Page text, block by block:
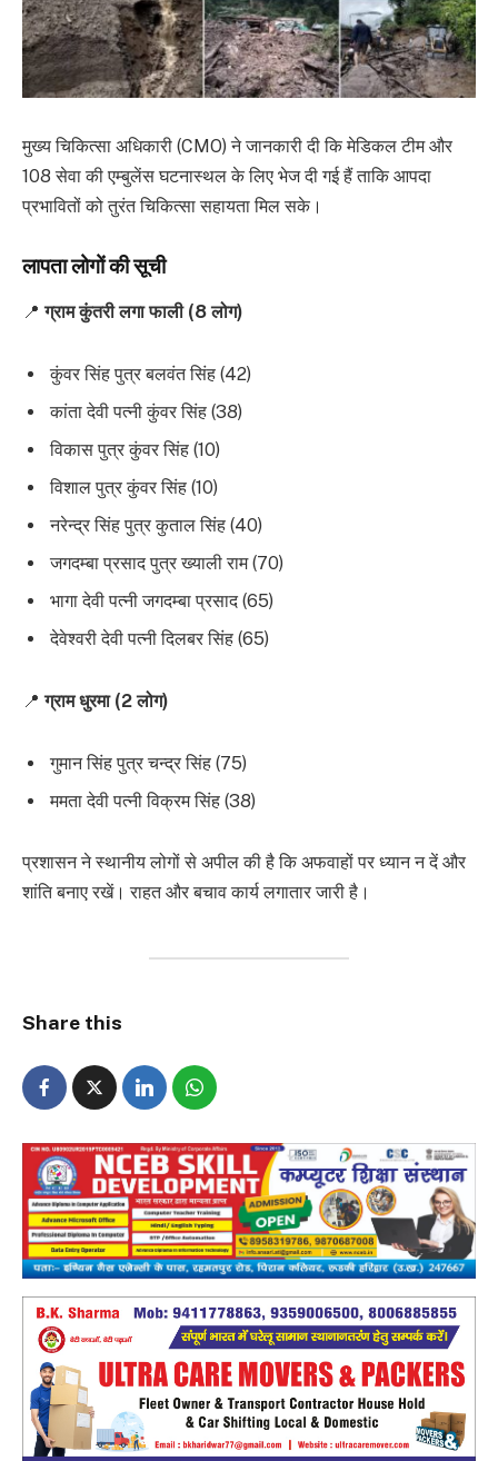
मुख्य चिकित्सा अधिकारी (CMO) ने जानकारी दी कि मेडिकल टीम और
108 सेवा की एम्बुलेंस घटनास्थल के लिए भेज दी गई हैं ताकि आपदा
प्रभावितों को तुरंत चिकित्सा सहायता मिल सके।
लापता लोगों की सूची
📍ग्राम कुंतरी लगा फाली (8 लोग)
कुंवर सिंह पुत्र बलवंत सिंह (42)
कांता देवी पत्नी कुंवर सिंह (38)
विकास पुत्र कुंवर सिंह (10)
विशाल पुत्र कुंवर सिंह (10)
नरेन्द्र सिंह पुत्र कुताल सिंह (40)
जगदम्बा प्रसाद पुत्र ख्याली राम (70)
भागा देवी पत्नी जगदम्बा प्रसाद (65)
देवेश्वरी देवी पत्नी दिलबर सिंह (65)
📍ग्राम धुरमा (2 लोग)
गुमान सिंह पुत्र चन्द्र सिंह (75)
ममता देवी पत्नी विक्रम सिंह (38)
प्रशासन ने स्थानीय लोगों से अपील की है कि अफवाहों पर ध्यान न दें और
शांति बनाए रखें। राहत और बचाव कार्य लगातार जारी है।
Share this